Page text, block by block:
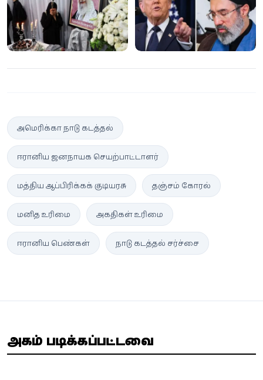
உண்மை என்ன?
முட்டுக்கட்டை
அமெரிக்கா நாடு கடத்தல்
ஈரானிய ஜனநாயக செயற்பாட்டாளர்
மத்திய ஆப்பிரிக்கக் குடியரசு தஞ்சம் கோரல்
மனித உரிமை அகதிகள் உரிமை
ஈரானிய பெண்கள் நாடு கடத்தல் சர்ச்சை
அதிகம் படிக்கப்பட்டவை